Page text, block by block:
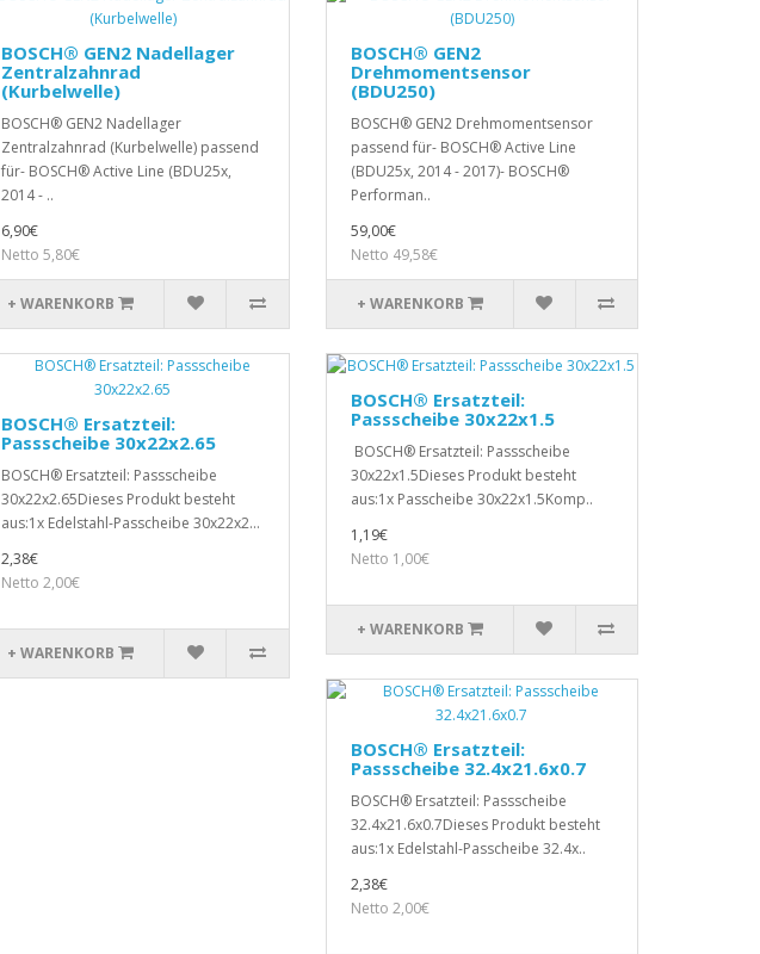
BOSCH® GEN2 Nadellager
Zentralzahnrad
(Kurbelwelle)
BOSCH® GEN2 Nadellager
Zentralzahnrad (Kurbelwelle) passend
für- BOSCH® Active Line (BDU25x,
2014 - ..
6,90€
Netto 5,80€
+ WARENKORB
BOSCH® GEN2
Drehmomentsensor
(BDU250)
BOSCH® GEN2 Drehmomentsensor
passend für- BOSCH® Active Line
(BDU25x, 2014 - 2017)- BOSCH®
Performan..
59,00€
Netto 49,58€
+ WARENKORB
BOSCH® Ersatzteil:
Passscheibe 30x22x2.65
BOSCH® Ersatzteil: Passscheibe
30x22x2.65Dieses Produkt besteht
aus:1x Edelstahl-Passcheibe 30x22x2...
2,38€
Netto 2,00€
+ WARENKORB
BOSCH® Ersatzteil:
Passscheibe 30x22x1.5
BOSCH® Ersatzteil: Passscheibe
30x22x1.5Dieses Produkt besteht
aus:1x Passcheibe 30x22x1.5Komp..
1,19€
Netto 1,00€
+ WARENKORB
BOSCH® Ersatzteil:
Passscheibe 32.4x21.6x0.7
BOSCH® Ersatzteil: Passscheibe
32.4x21.6x0.7Dieses Produkt besteht
aus:1x Edelstahl-Passcheibe 32.4x..
2,38€
Netto 2,00€